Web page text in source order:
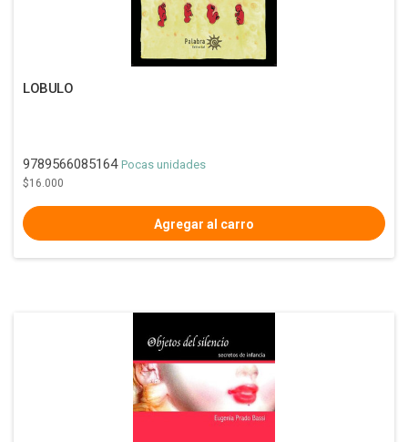
LOBULO
9789566085164 Pocas unidades
$16.000